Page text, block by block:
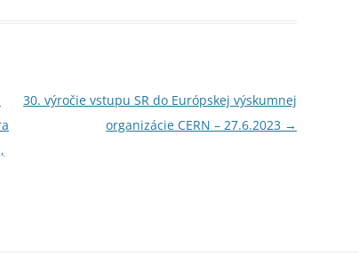
30. výročie vstupu SR do Európskej výskumnej
organizácie CERN – 27.6.2023 →